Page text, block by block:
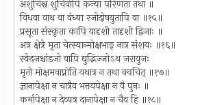
अशुचिश्च शुचिर्वापि कन्या परिणता तथा ॥
विधवा वाथ वा वंध्या रजोदोषयुतापि वा ॥१५॥
प्रसूता संस्कृता कापि यादृशी तादृशी द्विजाः ॥
अत्र क्षेत्रे मृता चेत्स्यान्मोक्षभाङ् नात्र संशयः ॥१६॥
स्वेदजश्चांडजो वापि द्युद्भिज्जोऽथ जरायुजः
मृतो मोक्षमवाप्नोति यथात्र न तथा क्वचित् ॥१७॥
ज्ञानापेक्षा न चात्रैव भत्तयपेक्षा न वै पुनः ॥
कर्मापेक्षा न देव्यत्र दानापेक्षा न चैव हि ॥१८॥